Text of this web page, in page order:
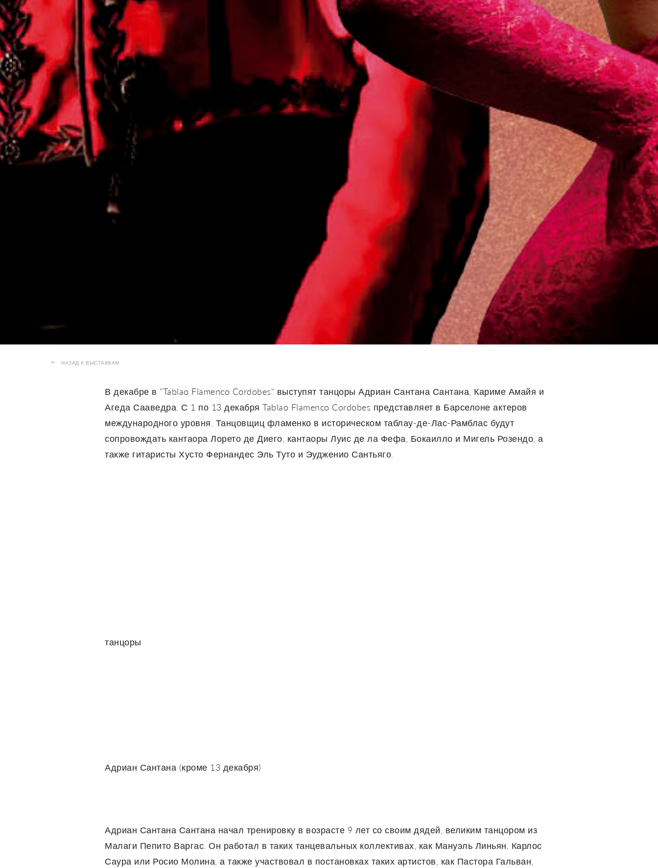
НАЗАД К ВЫСТАВКАМ
В декабре в "Tablao Flamenco Cordobes" выступят танцоры Адриан Сантана Сантана, Кариме Амайя и
Агеда Сааведра. С 1 по 13 декабря Tablao Flamenco Cordobes представляет в Барселоне актеров
международного уровня. Танцовщиц фламенко в историческом таблау-де-Лас-Рамблас будут
сопровождать кантаора Лорето де Диего, кантаоры Луис де ла Фефа, Бокаилло и Мигель Розендо, а
также гитаристы Хусто Фернандес Эль Туто и Эудженио Сантьяго.
танцоры
Адриан Сантана (кроме 13 декабря)
Адриан Сантана Сантана начал тренировку в возрасте 9 лет со своим дядей, великим танцором из
Малаги Пепито Варгас. Он работал в таких танцевальных коллективах, как Мануэль Линьян, Карлос
Саура или Росио Молина, а также участвовал в постановках таких артистов, как Пастора Гальван,